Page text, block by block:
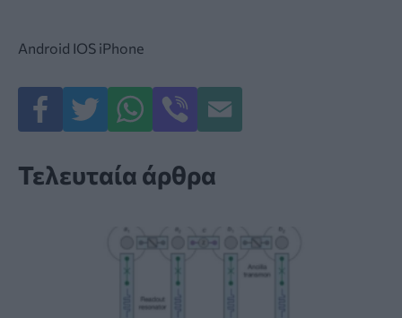
Android IOS iPhone
Τελευταία άρθρα